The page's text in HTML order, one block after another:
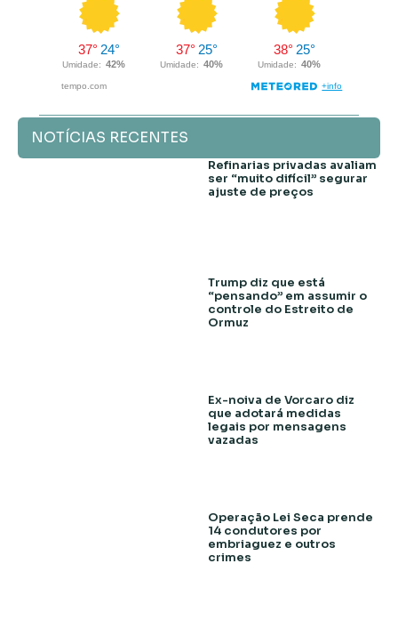
NOTÍCIAS RECENTES
Refinarias privadas avaliam
ser “muito difícil” segurar
ajuste de preços
Trump diz que está
“pensando” em assumir o
controle do Estreito de
Ormuz
Ex-noiva de Vorcaro diz
que adotará medidas
legais por mensagens
vazadas
Operação Lei Seca prende
14 condutores por
embriaguez e outros
crimes